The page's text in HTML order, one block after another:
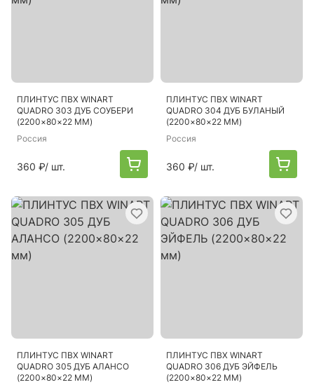
ПЛИНТУС ПВХ WINART
QUADRO 303 ДУБ СОУБЕРИ
(2200×80×22 ММ)
Россия
360 ₽/ шт.
ПЛИНТУС ПВХ WINART
QUADRO 304 ДУБ БУЛАНЫЙ
(2200×80×22 ММ)
Россия
360 ₽/ шт.
ПЛИНТУС ПВХ WINART
QUADRO 305 ДУБ АЛАНСО
(2200×80×22 ММ)
ПЛИНТУС ПВХ WINART
QUADRO 306 ДУБ ЭЙФЕЛЬ
(2200×80×22 ММ)